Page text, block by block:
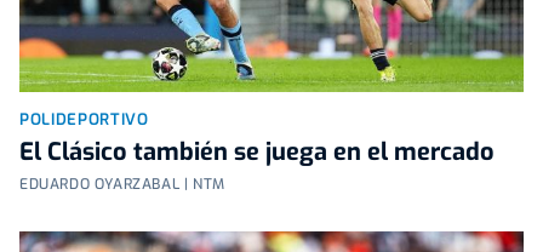
POLIDEPORTIVO
El Clásico también se juega en el mercado
EDUARDO OYARZABAL | NTM